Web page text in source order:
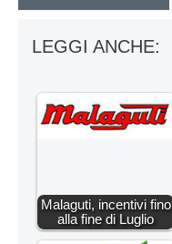
LEGGI ANCHE:
Malaguti, incentivi fino
alla fine di Luglio